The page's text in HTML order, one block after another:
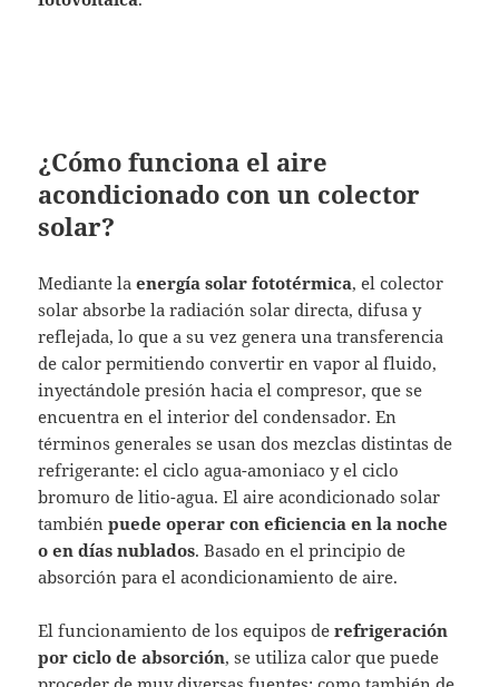
¿Cómo funciona el aire
acondicionado con un colector
solar?
Mediante laenergía solar fototérmica, el colector
solar absorbe la radiación solar directa, difusa y
reflejada, lo que a su vez genera una transferencia
de calor permitiendo convertir en vapor al fluido,
inyectándole presión hacia el compresor, que se
encuentra en el interior del condensador. En
términos generales se usan dos mezclas distintas de
refrigerante: el ciclo agua-amoniaco y el ciclo
bromuro de litio-agua. El aire acondicionado solar
tambiénpuede operar con eficiencia en la noche
o en días nublados. Basado en el principio de
absorción para el acondicionamiento de aire.
El funcionamiento de los equipos derefrigeración
por ciclo de absorción, se utiliza calor que puede